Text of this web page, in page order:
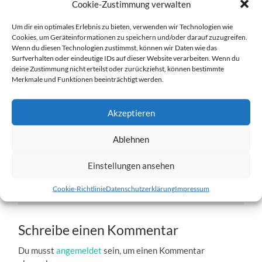
Cookie-Zustimmung verwalten
Um dir ein optimales Erlebnis zu bieten, verwenden wir Technologien wie
Cookies, um Geräteinformationen zu speichern und/oder darauf zuzugreifen.
Wenn du diesen Technologien zustimmst, können wir Daten wie das
Surfverhalten oder eindeutige IDs auf dieser Website verarbeiten. Wenn du
deine Zustimmung nicht erteilst oder zurückziehst, können bestimmte
Merkmale und Funktionen beeinträchtigt werden.
Akzeptieren
Ablehnen
Einstellungen ansehen
Cookie-RichtlinieDatenschutzerklärungImpressum
w3-04.02-2012-b.jpg
Nächster»
Schreibe einen Kommentar
Du musstangemeldet sein, um einen Kommentar